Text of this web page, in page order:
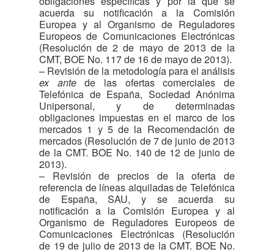
acuerda su notificación a la Comisión
Europea y al Organismo de Reguladores
Europeos de Comunicaciones Electrónicas
(Resolución de 2 de mayo de 2013 de la
CMT, BOE No. 117 de 16 de mayo de 2013).
– Revisión de la metodología para el análisis
ex antede las ofertas comerciales de
Telefónica de España, Sociedad Anónima
Unipersonal, y de determinadas
obligaciones impuestas en el marco de los
mercados 1 y 5 de la Recomendación de
mercados (Resolución de 7 de junio de 2013
de la CMT. BOE No. 140 de 12 de junio de
2013).
– Revisión de precios de la oferta de
referencia de líneas alquiladas de Telefónica
de España, SAU, y se acuerda su
notificación a la Comisión Europea y al
Organismo de Reguladores Europeos de
Comunicaciones Electrónicas (Resolución
de 19 de julio de 2013 de la CMT. BOE No.